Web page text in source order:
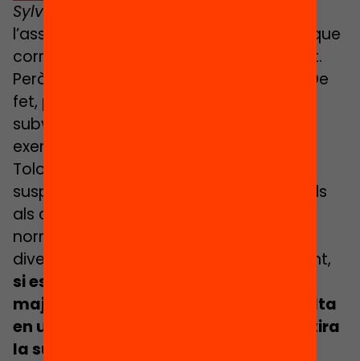
Sylvaine:
l’assignació a la pública, vas a l’escola que
correspon a l’adreça on vius. Això és tot.
Però per la pública no hi ha demanda. De
fet, per a nosaltres, en relació a les
subvencions, és tot el contrari. Per
exemple, els ajuntaments de París i de
Tolosa de Llenguadoc van votar la
suspensió de les subvencions municipals
als centres que no respectaven la
normativa educativa pel que fa a la
diversitat social del seu districte. Per tant,
si es detecta un institut amb famílies
majoritàriament de classe mitjana alta
en un barri obrer, la ciutat de París retira
la subvenció fins que es restableixi la